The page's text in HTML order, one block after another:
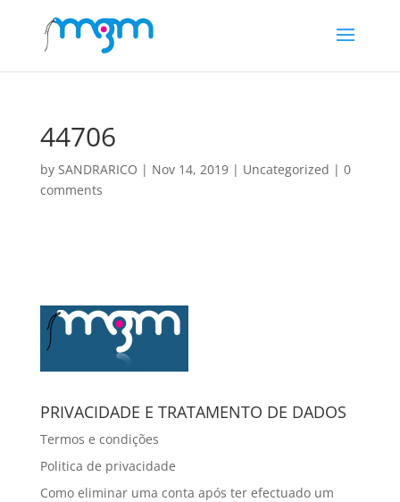
44706
by SANDRARICO | Nov 14, 2019| Uncategorized | 0
comments
PRIVACIDADE E TRATAMENTO DE DADOS
Termos e condições
Politica de privacidade
Como eliminar uma conta após ter efectuado um